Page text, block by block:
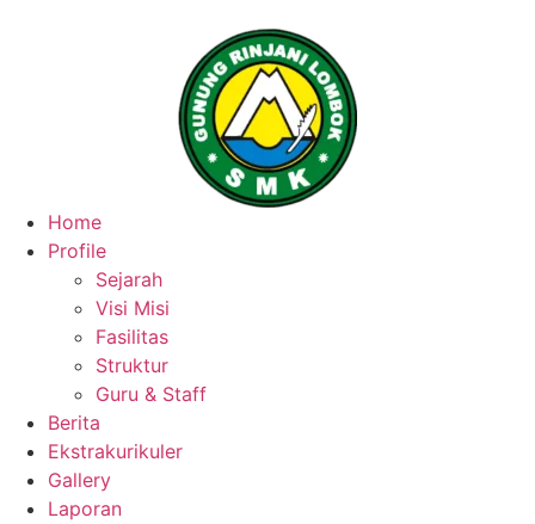
Home
Profile
Sejarah
Visi Misi
Fasilitas
Struktur
Guru & Staff
Berita
Ekstrakurikuler
Gallery
Laporan